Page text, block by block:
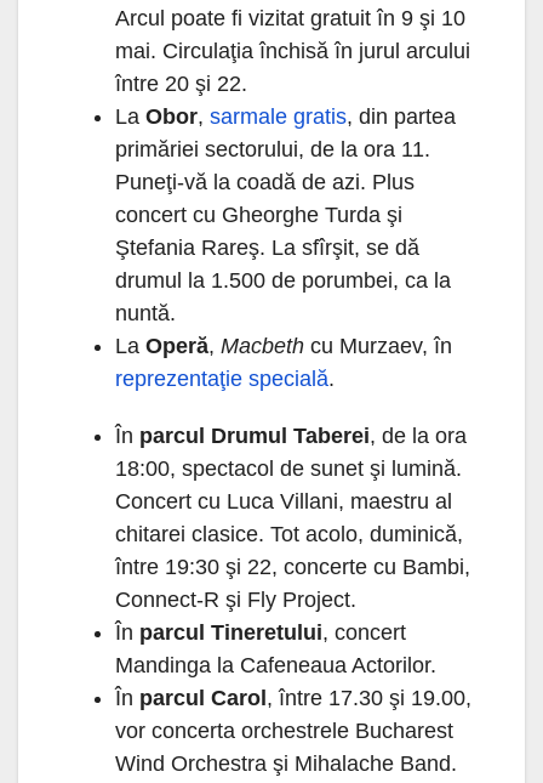
Arcul poate fi vizitat gratuit în 9 şi 10
mai. Circulaţia închisă în jurul arcului
între 20 şi 22.
La Obor, sarmale gratis, din partea
primăriei sectorului, de la ora 11.
Puneţi-vă la coadă de azi. Plus
concert cu Gheorghe Turda şi
Ştefania Rareş. La sfîrşit, se dă
drumul la 1.500 de porumbei, ca la
nuntă.
La Operă, Macbeth cu Murzaev, în
reprezentaţie specială.
În parcul Drumul Taberei, de la ora
18:00, spectacol de sunet şi lumină.
Concert cu Luca Villani, maestru al
chitarei clasice. Tot acolo, duminică,
între 19:30 şi 22, concerte cu Bambi,
Connect-R şi Fly Project.
În parcul Tineretului, concert
Mandinga la Cafeneaua Actorilor.
În parcul Carol , între 17.30 şi 19.00,
vor concerta orchestrele Bucharest
Wind Orchestra şi Mihalache Band.